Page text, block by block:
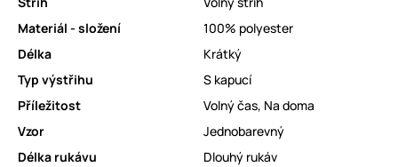
Materiál - složení
100% polyester
Délka
Krátký
Typ výstřihu
S kapucí
Příležitost
Volný čas, Na doma
Vzor
Jednobarevný
Délka rukávu
Dlouhý rukáv